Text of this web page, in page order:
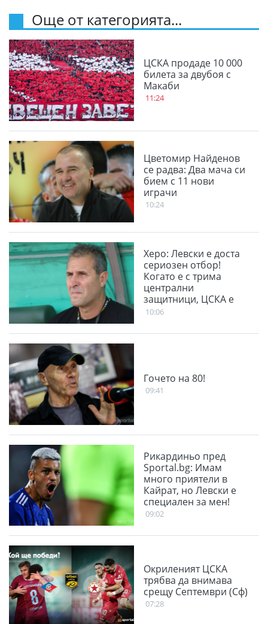
Още от категорията...
ЦСКА продаде 10 000
билета за двубоя с
Макаби
11:24
Цветомир Найденов
се радва: Два мача си
бием с 11 нови
играчи
10:24
Херо: Левски е доста
сериозен отбор!
Когато е с трима
централни
защитници, ЦСКА е
много стабилен
10:06
Гочето на 80!
09:41
Рикардиньо пред
Sportal.bg: Имам
много приятели в
Кайрат, но Левски е
специален за мен!
09:02
Окриленият ЦСКА
трябва да внимава
срещу Септември (Сф)
07:28